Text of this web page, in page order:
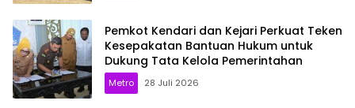
Pemkot Kendari dan Kejari Perkuat Teken
Kesepakatan Bantuan Hukum untuk
Dukung Tata Kelola Pemerintahan
Metro 28 Juli 2026